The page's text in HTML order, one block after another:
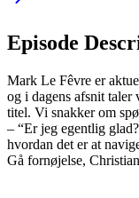
Episode
Mark Le Fêvre er
og i dagens afsnit taler
titel. Vi snakker om
– “Er jeg egentlig
hvordan det er at
Gå fornøjelse,